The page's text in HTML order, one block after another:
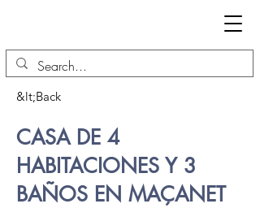
&lt;Back
CASA DE 4
HABITACIONES Y 3
BAÑOS EN MAÇANET